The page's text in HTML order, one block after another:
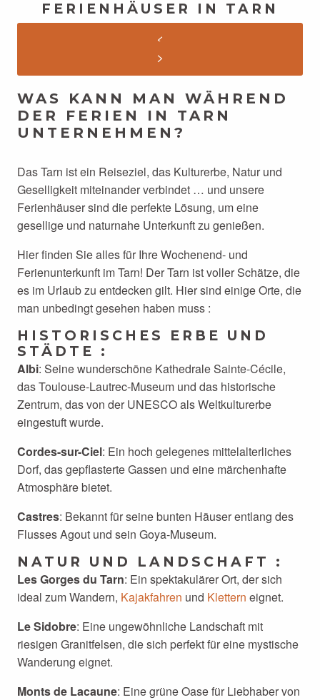
FERIENHÄUSER IN TARN
WAS KANN MAN WÄHREND
DER FERIEN IN TARN
UNTERNEHMEN?
Das Tarn ist ein Reiseziel, das Kulturerbe, Natur und
Geselligkeit miteinander verbindet … und unsere
Ferienhäuser sind die perfekte Lösung, um eine
gesellige und naturnahe Unterkunft zu genießen.
Hier finden Sie alles für Ihre Wochenend- und
Ferienunterkunft im Tarn! Der Tarn ist voller Schätze, die
es im Urlaub zu entdecken gilt. Hier sind einige Orte, die
man unbedingt gesehen haben muss :
HISTORISCHES ERBE UND
STÄDTE :
Albi: Seine wunderschöne Kathedrale Sainte-Cécile,
das Toulouse-Lautrec-Museum und das historische
Zentrum, das von der UNESCO als Weltkulturerbe
eingestuft wurde.
Cordes-sur-Ciel: Ein hoch gelegenes mittelalterliches
Dorf, das gepflasterte Gassen und eine märchenhafte
Atmosphäre bietet.
Castres: Bekannt für seine bunten Häuser entlang des
Flusses Agout und sein Goya-Museum.
NATUR UND LANDSCHAFT :
Les Gorges du Tarn: Ein spektakulärer Ort, der sich
ideal zum Wandern, Kajakfahren und Klettern eignet.
Le Sidobre: Eine ungewöhnliche Landschaft mit
riesigen Granitfelsen, die sich perfekt für eine mystische
Wanderung eignet.
Monts de Lacaune: Eine grüne Oase für Liebhaber von